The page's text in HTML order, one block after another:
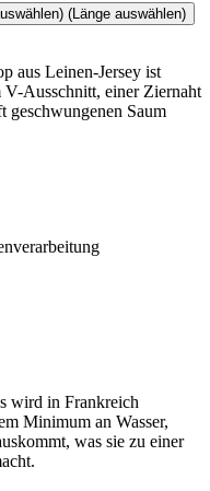
(Länge auswählen)
aus Leinen-Jersey ist
Ausschnitt, einer Ziernaht
geschwungenen Saum
wird in Frankreich
Minimum an Wasser,
was sie zu einer